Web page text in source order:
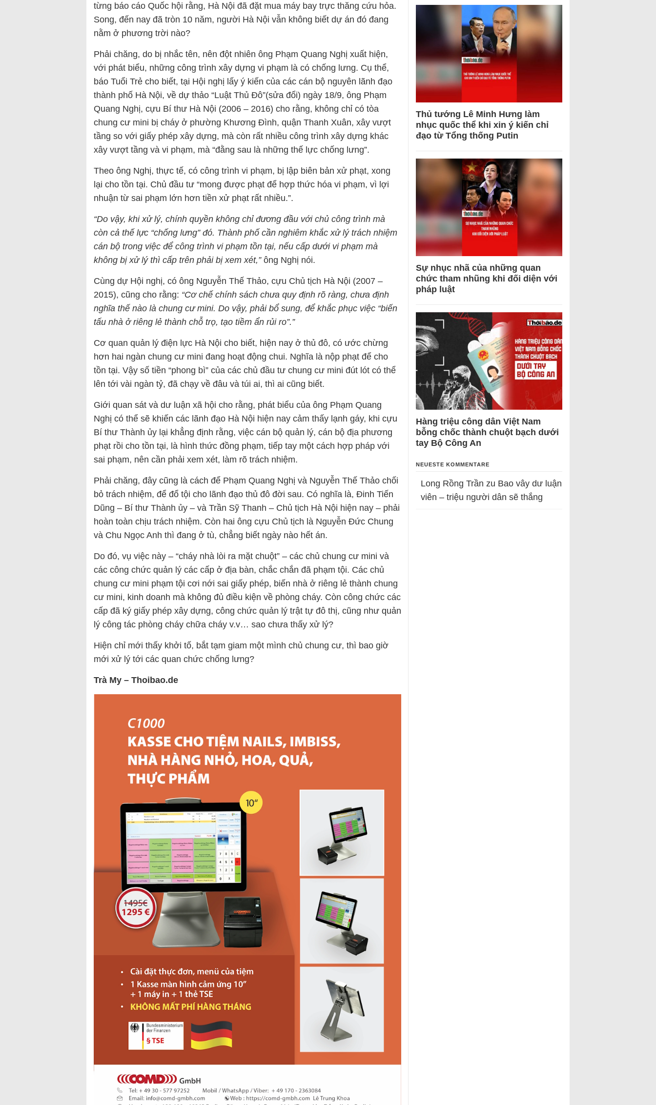
từng báo cáo Quốc hội rằng, Hà Nội đã đặt mua máy bay trực thăng cứu hỏa.
Song, đến nay đã tròn 10 năm, người Hà Nội vẫn không biết dự án đó đang
nằm ở phương trời nào?
Phải chăng, do bị nhắc tên, nên đột nhiên ông Phạm Quang Nghị xuất hiện,
với phát biểu, những công trình xây dựng vi phạm là có chống lưng. Cụ thể,
báo Tuổi Trẻ cho biết, tại Hội nghị lấy ý kiến của các cán bộ nguyên lãnh đạo
thành phố Hà Nội, về dự thảo “Luật Thủ Đô”(sửa đổi) ngày 18/9, ông Phạm
Quang Nghị, cựu Bí thư Hà Nội (2006 – 2016) cho rằng, không chỉ có tòa
chung cư mini bị cháy ở phường Khương Đình, quận Thanh Xuân, xây vượt
tầng so với giấy phép xây dựng, mà còn rất nhiều công trình xây dựng khác
xây vượt tầng và vi phạm, mà “đằng sau là những thế lực chống lưng”.
Theo ông Nghị, thực tế, có công trình vi phạm, bị lập biên bản xử phạt, xong
lại cho tồn tại. Chủ đầu tư “mong được phạt để hợp thức hóa vi phạm, vì lợi
nhuận từ sai phạm lớn hơn tiền xử phạt rất nhiều.”.
“Do vậy, khi xử lý, chính quyền không chỉ đương đầu với chủ công trình mà
còn cả thế lực “chống lưng” đó. Thành phố cần nghiêm khắc xử lý trách nhiệm
cán bộ trong việc để công trình vi phạm tồn tại, nếu cấp dưới vi phạm mà
không bị xử lý thì cấp trên phải bị xem xét,”ông Nghị nói.
Cùng dự Hội nghị, có ông Nguyễn Thế Thảo, cựu Chủ tịch Hà Nội (2007 –
2015), cũng cho rằng: “Cơ chế chính sách chưa quy định rõ ràng, chưa định
nghĩa thế nào là chung cư mini. Do vậy, phải bổ sung, để khắc phục việc “biến
tấu nhà ở riêng lẻ thành chỗ trọ, tạo tiềm ẩn rủi ro”.”
Cơ quan quản lý điện lực Hà Nội cho biết, hiện nay ở thủ đô, có ước chừng
hơn hai ngàn chung cư mini đang hoạt động chui. Nghĩa là nộp phạt để cho
tồn tại. Vậy số tiền “phong bì” của các chủ đầu tư chung cư mini đút lót có thể
lên tới vài ngàn tỷ, đã chạy về đâu và túi ai, thì ai cũng biết.
Giới quan sát và dư luận xã hội cho rằng, phát biểu của ông Phạm Quang
Nghị có thể sẽ khiến các lãnh đạo Hà Nội hiện nay cảm thấy lạnh gáy, khi cựu
Bí thư Thành ủy lại khẳng định rằng, việc cán bộ quản lý, cán bộ địa phương
phạt rồi cho tồn tại, là hình thức đồng phạm, tiếp tay một cách hợp pháp với
sai phạm, nên cần phải xem xét, làm rõ trách nhiệm.
Phải chăng, đây cũng là cách để Phạm Quang Nghị và Nguyễn Thế Thảo chối
bỏ trách nhiệm, để đổ tội cho lãnh đạo thủ đô đời sau. Có nghĩa là, Đinh Tiến
Dũng – Bí thư Thành ủy – và Trần Sỹ Thanh – Chủ tịch Hà Nội hiện nay – phải
hoàn toàn chịu trách nhiệm. Còn hai ông cựu Chủ tịch là Nguyễn Đức Chung
và Chu Ngọc Anh thì đang ở tù, chẳng biết ngày nào hết án.
Do đó, vụ việc này – “cháy nhà lòi ra mặt chuột” – các chủ chung cư mini và
các công chức quản lý các cấp ở địa bàn, chắc chắn đã phạm tội. Các chủ
chung cư mini phạm tội cơi nới sai giấy phép, biến nhà ở riêng lẻ thành chung
cư mini, kinh doanh mà không đủ điều kiện về phòng cháy. Còn công chức các
cấp đã ký giấy phép xây dựng, công chức quản lý trật tự đô thị, cũng như quản
lý công tác phòng cháy chữa cháy v.v… sao chưa thấy xử lý?
Hiện chỉ mới thấy khởi tố, bắt tạm giam một mình chủ chung cư, thì bao giờ
mới xử lý tới các quan chức chống lưng?
Trà My – Thoibao.de
Thủ tướng Lê Minh Hưng làm
nhục quốc thể khi xin ý kiến chỉ
đạo từ Tổng thống Putin
Sự nhục nhã của những quan
chức tham nhũng khi đối diện với
pháp luật
Hàng triệu công dân Việt Nam
bỗng chốc thành chuột bạch dưới
tay Bộ Công An
NEUESTE KOMMENTARE
Long Rồng Trần zu Bao vây dư luận
viên – triệu người dân sẽ thắng